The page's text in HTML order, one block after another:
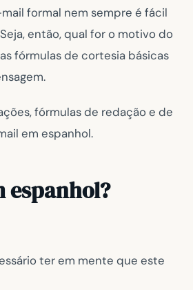
formal nem sempre é fácil
então, qual for o motivo do
fórmulas de cortesia básicas
fórmulas de redação e de
em espanhol.
espanhol?
ter em mente que este